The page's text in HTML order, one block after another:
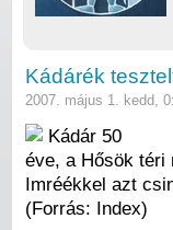
Kádárék
2007. május 1. kedd,
Kádár 50
éve, a Hősök téri
Imréékkel azt
(Forrás: Index)